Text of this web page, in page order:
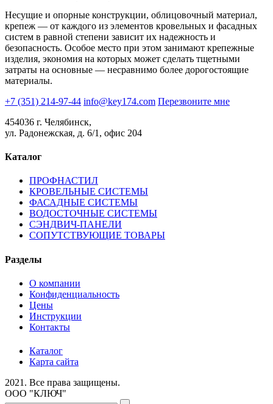
Несущие и опорные конструкции, облицовочный материал,
крепеж — от каждого из элементов кровельных и фасадных
систем в равной степени зависит их надежность и
безопасность. Особое место при этом занимают крепежные
изделия, экономия на которых может сделать тщетными
затраты на основные — несравнимо более дорогостоящие
материалы.
+7 (351) 214-97-44 info@key174.com Перезвоните мне
454036 г. Челябинск,
ул. Радонежская, д. 6/1, офис 204
Каталог
ПРОФНАСТИЛ
КРОВЕЛЬНЫЕ СИСТЕМЫ
ФАСАДНЫЕ СИСТЕМЫ
ВОДОСТОЧНЫЕ СИСТЕМЫ
СЭНДВИЧ-ПАНЕЛИ
СОПУТСТВУЮЩИЕ ТОВАРЫ
Разделы
О компании
Конфиденциальность
Цены
Инструкции
Контакты
Каталог
Карта сайта
2021. Все права защищены.
ООО "КЛЮЧ"